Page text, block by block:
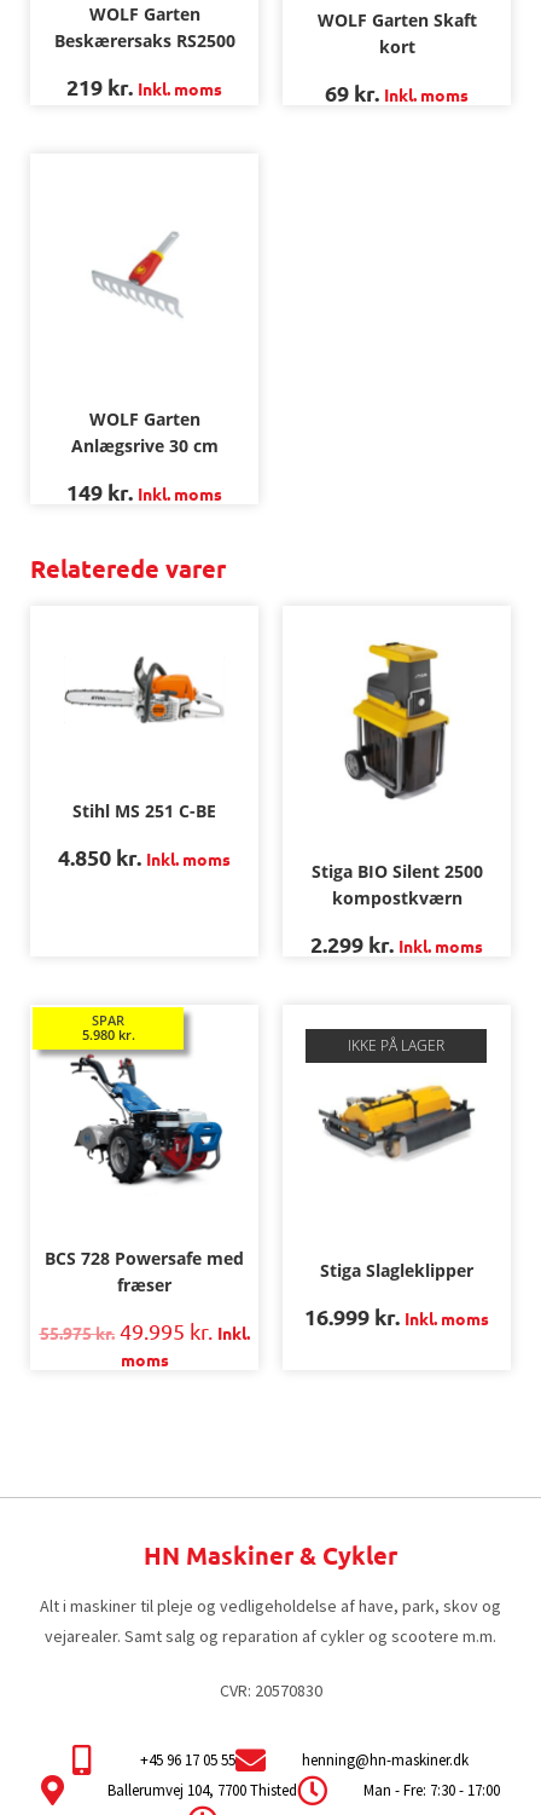
WOLF Garten
Beskærersaks RS2500
219 kr. Inkl. moms
WOLF Garten Skaft
kort
69 kr. Inkl. moms
WOLF Garten
Anlægsrive 30 cm
149 kr. Inkl. moms
Relaterede varer
Stihl MS 251 C-BE
4.850 kr. Inkl. moms
Stiga BIO Silent 2500
kompostkværn
2.299 kr. Inkl. moms
SPAR
5.980 kr.
BCS 728 Powersafe med
fræser
55.975kr. 49.995 kr. Inkl.
moms
IKKE PÅ LAGER
Stiga Slagleklipper
16.999 kr. Inkl. moms
HN Maskiner & Cykler
Alt i maskiner til pleje og vedligeholdelse af have, park, skov og
vejarealer. Samt salg og reparation af cykler og scootere m.m.
CVR: 20570830
+45 96 17 05 55
henning@hn-maskiner.dk
Ballerumvej 104, 7700 Thisted
Man - Fre: 7:30 - 17:00